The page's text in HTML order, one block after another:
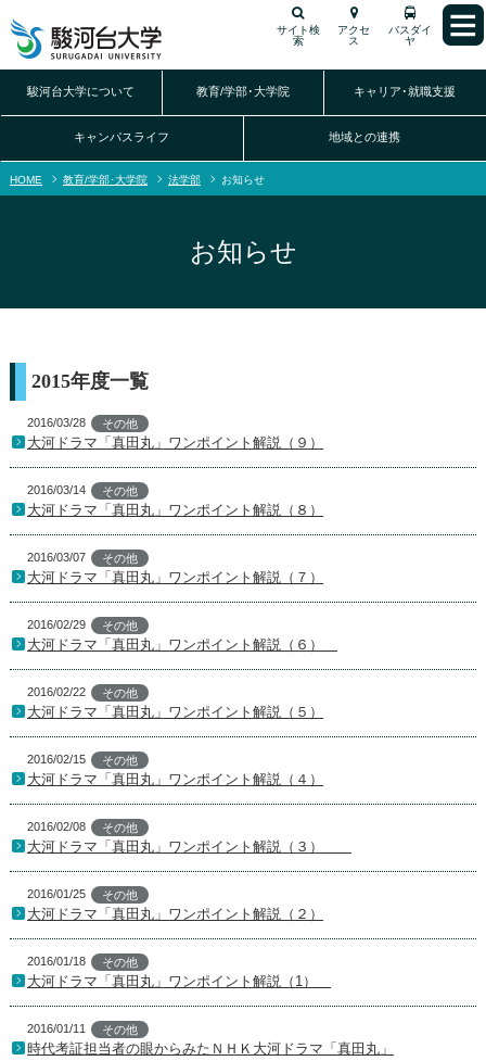
サイト検
索
アクセ
ス
バスダイ
ヤ
駿河台大学について 教育/学部･大学院 キャリア･就職支援
キャンパスライフ 地域との連携
HOME 教育/学部･大学院 法学部 お知らせ
お知らせ
2015年度一覧
2016/03/28 その他
大河ドラマ「真田丸」ワンポイント解説（９）
2016/03/14 その他
大河ドラマ「真田丸」ワンポイント解説（８）
2016/03/07 その他
大河ドラマ「真田丸」ワンポイント解説（７）
2016/02/29 その他
大河ドラマ「真田丸」ワンポイント解説（６）
2016/02/22 その他
大河ドラマ「真田丸」ワンポイント解説（５）
2016/02/15 その他
大河ドラマ「真田丸」ワンポイント解説（４）
2016/02/08 その他
大河ドラマ「真田丸」ワンポイント解説（３）
2016/01/25 その他
大河ドラマ「真田丸」ワンポイント解説（２）
2016/01/18 その他
大河ドラマ「真田丸」ワンポイント解説（1）
2016/01/11 その他
時代考証担当者の眼からみたＮＨＫ大河ドラマ「真田丸」